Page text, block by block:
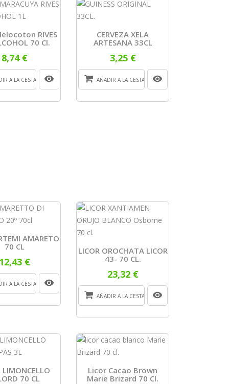
RIVES
70 Cl.
8,74 €
A LA CESTA
CERVEZA XELA
ARTESANA 33CL
3,25 €
AÑADIR A LA CESTA
AMARETO
70 CL
€
A LA CESTA
LICOR OROCHATA LICOR
43- 70 CL.
23,32 €
AÑADIR A LA CESTA
LIMONCELLO
70 CL
Licor Cacao Brown
Marie Brizard 70 Cl.